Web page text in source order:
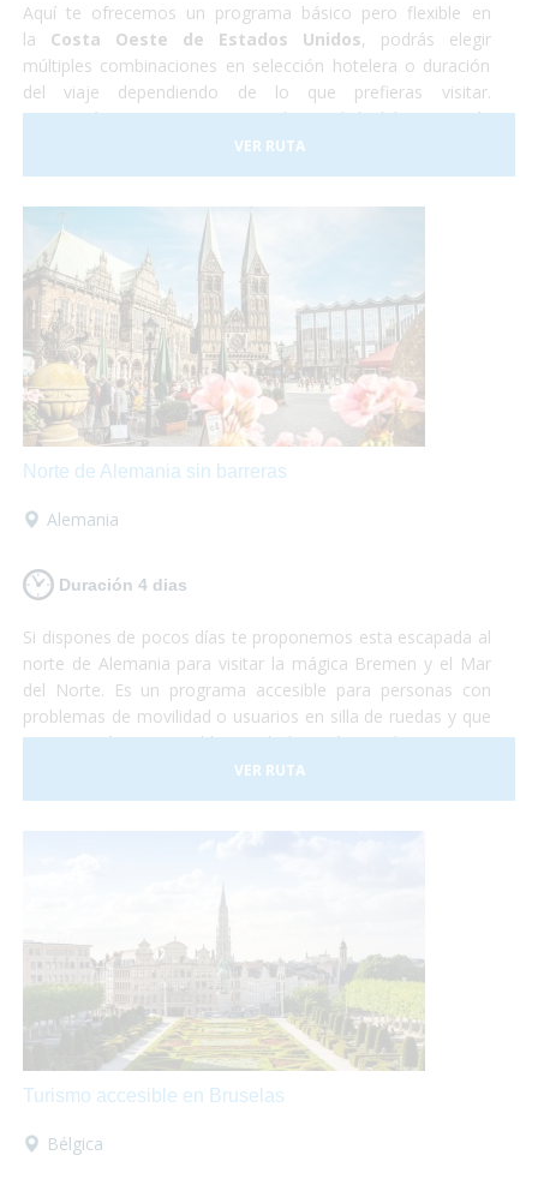
Aquí te ofrecemos un programa básico pero flexible en
la Costa Oeste de Estados Unidos, podrás elegir
múltiples combinaciones en selección hotelera o duración
del viaje dependiendo de lo que prefieras visitar.
RecorrerásLas Vegas, capital mundial del ocio más
desenfrenado y la mejor plataforma de salida a las
excursiones alGran Cañóndel Colorado,Los Ángeles, la
favorita de todo el estado de California.
accesible al más puro estilo americano!
VER RUTA
Norte de Alemania sin barreras
Alemania
Duración 4 dias
Si dispones de pocos días te proponemos esta escapada al
norte de Alemania para visitar la mágica Bremen y el Mar
del Norte. Es un programa accesible para personas con
problemas de movilidad o usuarios en silla de ruedas y que
te permitirá conocer el hogar de los Músicos de Bremen y
los paisajes únicos de Bremerhaven y de la playa de
Norddeich.
VER RUTA
Turismo accesible en Bruselas
Bélgica